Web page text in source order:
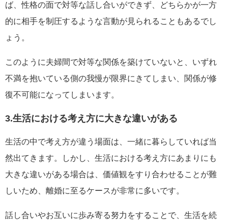
ば、性格の面で対等な話し合いができず、どちらかが一方
的に相手を制圧するような言動が見られることもあるでし
ょう。
このように夫婦間で対等な関係を築けていないと、いずれ
不満を抱いている側の我慢が限界にきてしまい、関係が修
復不可能になってしまいます。
3.生活における考え方に大きな違いがある
生活の中で考え方が違う場面は、一緒に暮らしていれば当
然出てきます。しかし、生活における考え方にあまりにも
大きな違いがある場合は、価値観をすり合わせることが難
しいため、離婚に至るケースが非常に多いです。
話し合いやお互いに歩み寄る努力をすることで、生活を続